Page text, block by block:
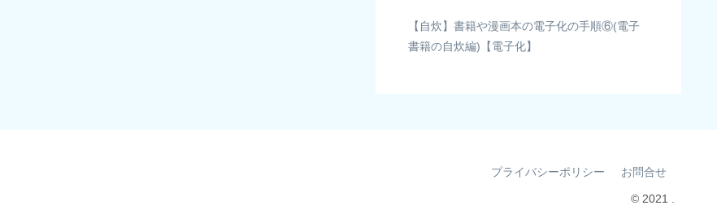
【自炊】書籍や漫画本の電子化の手順⑥(電子
書籍の自炊編)【電子化】
プライバシーポリシー お問合せ
© 2021 .